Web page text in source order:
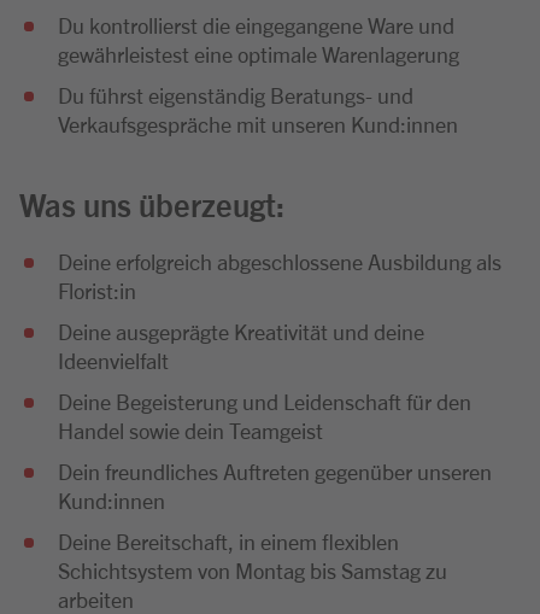
Du kontrollierst die eingegangene Ware und
gewährleistest eine optimale Warenlagerung
Du führst eigenständig Beratungs- und
Verkaufsgespräche mit unseren Kund:innen
Was uns überzeugt:
Deine erfolgreich abgeschlossene Ausbildung als
Florist:in
Deine ausgeprägte Kreativität und deine
Ideenvielfalt
Deine Begeisterung und Leidenschaft für den
Handel sowie dein Teamgeist
Dein freundliches Auftreten gegenüber unseren
Kund:innen
Deine Bereitschaft, in einem flexiblen
Schichtsystem von Montag bis Samstag zu
arbeiten